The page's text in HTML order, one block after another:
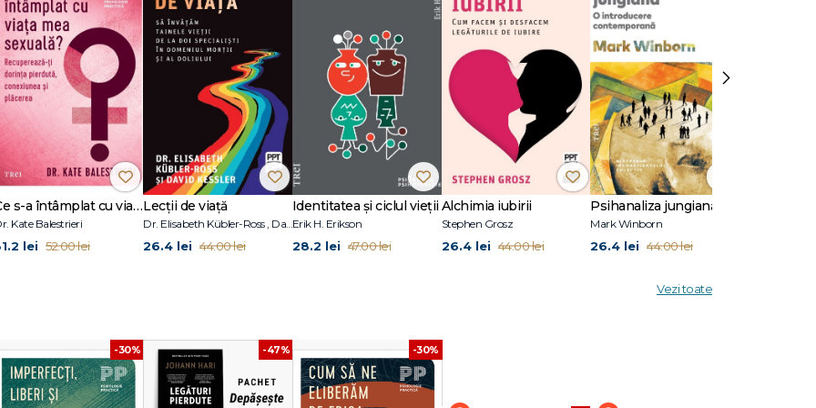
Ce s-a întâmplat cu viața mea sexuală?
Kate Balestrieri
lei 52.00 lei
Lecții de viață
Dr. Elisabeth Kübler-Ross , David Kessler
26.4 lei 44.00 lei
Identitatea și ciclul vieții
Erik H. Erikson
28.2 lei 47.00 lei
Alchimia iubirii
Stephen Grosz
26.4 lei 44.00 lei
Psihanaliza jungiană
Mark Winborn
26.4 lei 44.00 lei
›
Vezi toate
-30% -47% -30%